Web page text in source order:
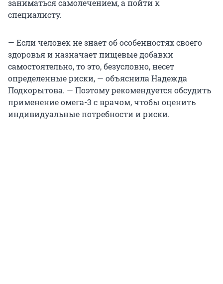
заниматься самолечением, а пойти к
специалисту.
— Если человек не знает об особенностях своего
здоровья и назначает пищевые добавки
самостоятельно, то это, безусловно, несет
определенные риски, — объяснила Надежда
Подкорытова. — Поэтому рекомендуется обсудить
применение омега-3 с врачом, чтобы оценить
индивидуальные потребности и риски.